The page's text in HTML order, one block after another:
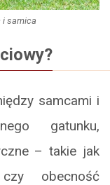
i samica
samcami i
gatunku,
– takie jak
obecność